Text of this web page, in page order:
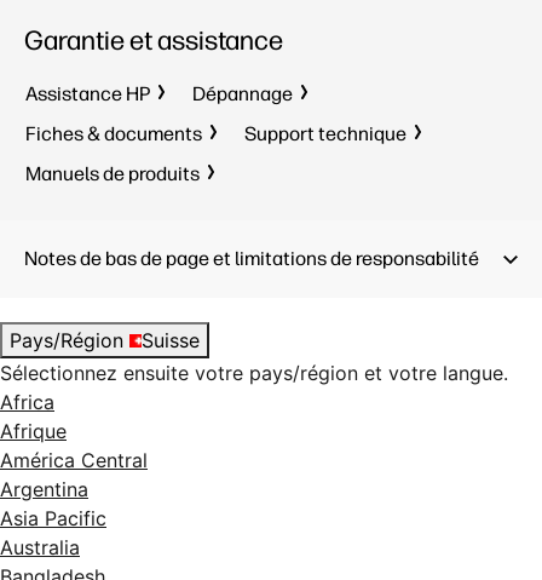
Garantie et assistance
Assistance HP
Dépannage
Fiches & documents
Support technique
Manuels de produits
Notes de bas de page et limitations de responsabilité
Pays/Région
Suisse
Sélectionnez ensuite votre pays/région et votre langue.
Africa
Afrique
América Central
Argentina
Asia Pacific
Australia